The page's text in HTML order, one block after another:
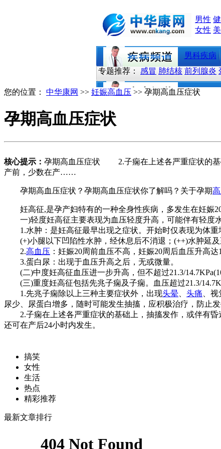
男性
女性
男科疾病
专题推荐： 感冒 肺结核 前列腺炎
您的位置： 中华康网 >> 妊娠高血压 >> 孕期高血压症状
孕期高血压症状
核心提示： 孕期高血压症状 2.子痫在上述各严重症状的基
产前，少数在产……
孕期高血压症状？孕期高血压症状你了解吗？关于孕期
妊高征,是孕产妇特有的一种全身性疾病，多发生在妊娠20
一)轻度妊高征主要表现为血压轻度升高，可能伴有轻度
1.水肿：是妊高征最早出现之症状。开始时仅表现为体重
(+)小腿以下凹陷性水肿，经休息后不消退；(++)水肿延及
2.高血压 ：妊娠20周前血压不高，妊娠20周后血压升高达
3.蛋白尿：出现于血压升高之后，无或微量。
(二)中度妊高征血压进一步升高，但不超过21.3/
(三)重度妊高征包括先兆子痫及子痫。血压超过21.3/
1.先兆子痫除以上三种主要症状外，出现头晕 头痛 、
尿少、尿蛋白增多，随时可能发生抽搐，应积极治疗，防止发
2.子痫在上述各严重症状的基础上，抽搐发作，或伴有昏
还可在产后24小时内发生。
搞笑
女性
生活
热点
精彩推荐
最新文章排行